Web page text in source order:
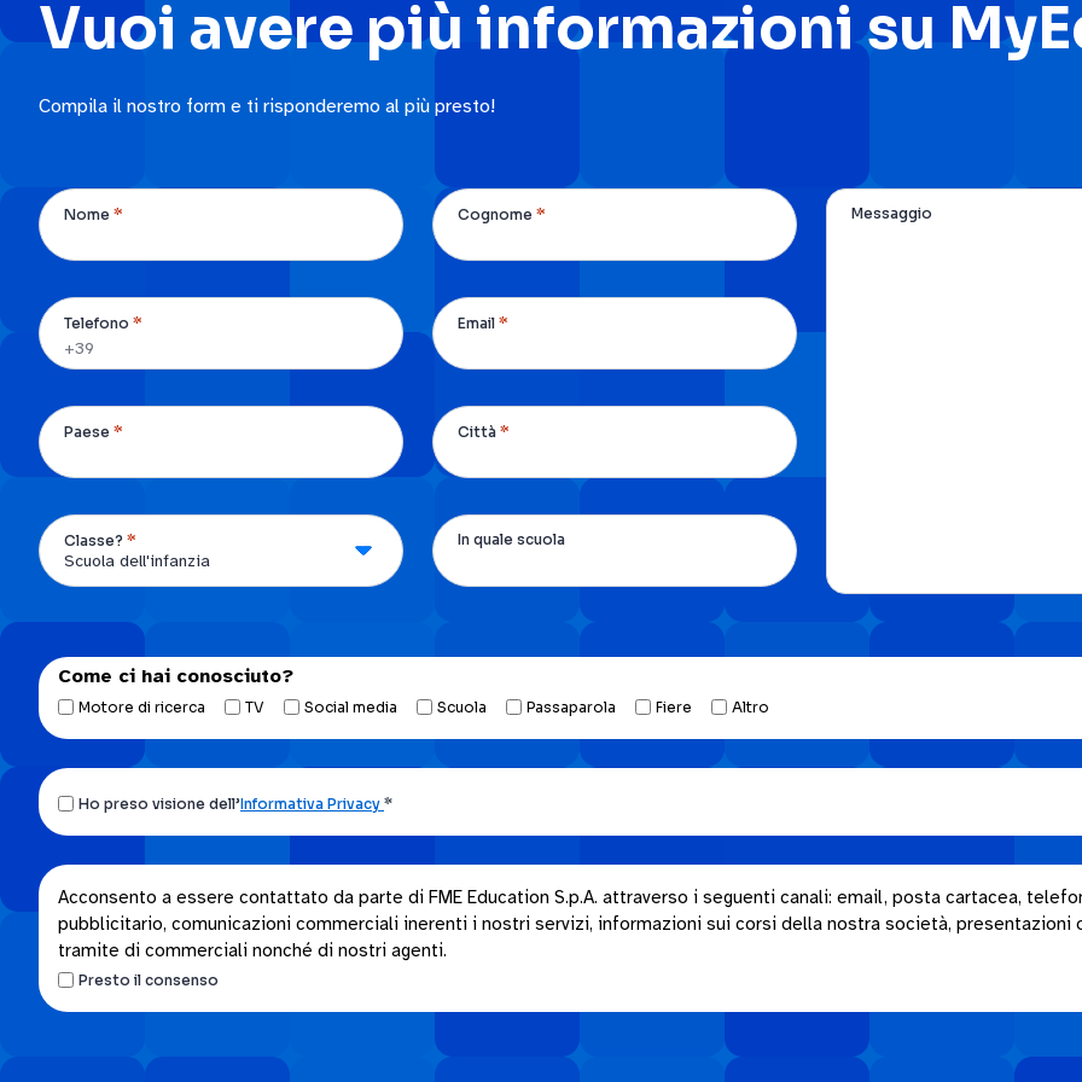
Vuoi avere più informazioni su
Compila il nostro form e ti risponderemo al più presto!
Nome * Cognome *
Telefono * Email *
Paese * Città *
Classe? * In quale scuola
Messaggio
Come ci hai conosciuto?
Motore di ricerca TV Social media Scuola Passaparola Fiere Altro
Ho
preso
visione
dell’Informativa
privacy.
*
Ho preso visione dell’Informativa Privacy *
Acconsento
a
essere
contattato
da
Acconsento a essere contattato da parte di FME Education S.p.A. attraverso i seguenti canali: email, posta cartacea,
pubblicitario, comunicazioni commerciali inerenti i nostri servizi, informazioni sui corsi della nostra società, presentazioni
tramite di commerciali nonché di nostri agenti.
Presto il consenso